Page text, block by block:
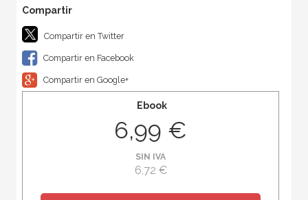
Compartir en Twitter
Compartir en Facebook
Compartir en Google+
Ebook
6,99 €
SIN IVA
6,72 €